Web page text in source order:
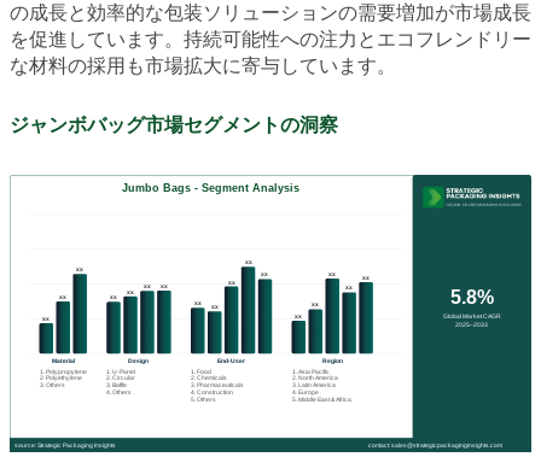
の成長と効率的な包装ソリューションの需要増加が市場成長
を促進しています。持続可能性への注力とエコフレンドリー
な材料の採用も市場拡大に寄与しています。
ジャンボバッグ市場セグメントの洞察